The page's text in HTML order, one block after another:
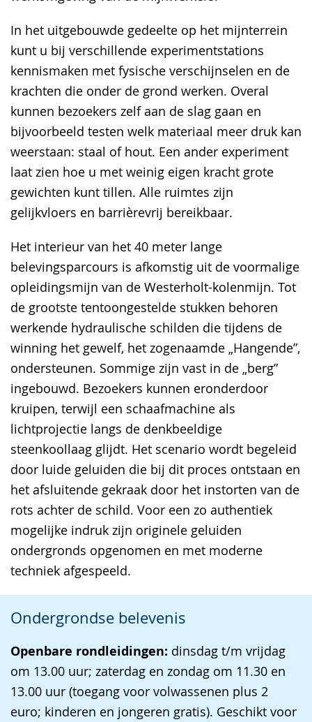
In het uitgebouwde gedeelte op het mijnterrein
kunt u bij verschillende experimentstations
kennismaken met fysische verschijnselen en de
krachten die onder de grond werken. Overal
kunnen bezoekers zelf aan de slag gaan en
bijvoorbeeld testen welk materiaal meer druk kan
weerstaan: staal of hout. Een ander experiment
laat zien hoe u met weinig eigen kracht grote
gewichten kunt tillen. Alle ruimtes zijn
gelijkvloers en barrièrevrij bereikbaar.
Het interieur van het 40 meter lange
belevingsparcours is afkomstig uit de voormalige
opleidingsmijn van de Westerholt-kolenmijn. Tot
de grootste tentoongestelde stukken behoren
werkende hydraulische schilden die tijdens de
winning het gewelf, het zogenaamde „Hangende”,
ondersteunen. Sommige zijn vast in de „berg”
ingebouwd. Bezoekers kunnen eronderdoor
kruipen, terwijl een schaafmachine als
lichtprojectie langs de denkbeeldige
steenkoollaag glijdt. Het scenario wordt begeleid
door luide geluiden die bij dit proces ontstaan en
het afsluitende gekraak door het instorten van de
rots achter de schild. Voor een zo authentiek
mogelijke indruk zijn originele geluiden
ondergronds opgenomen en met moderne
techniek afgespeeld.
Ondergrondse belevenis
Openbare rondleidingen: dinsdag t/m vrijdag
om 13.00 uur; zaterdag en zondag om 11.30 en
13.00 uur (toegang voor volwassenen plus 2
euro; kinderen en jongeren gratis). Geschikt voor